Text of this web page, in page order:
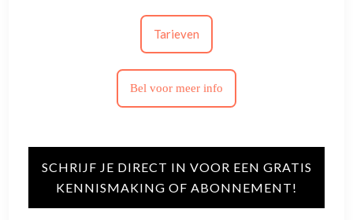
Tarieven
Bel voor meer info
SCHRIJF JE DIRECT IN VOOR EEN GRATIS
KENNISMAKING OF ABONNEMENT!